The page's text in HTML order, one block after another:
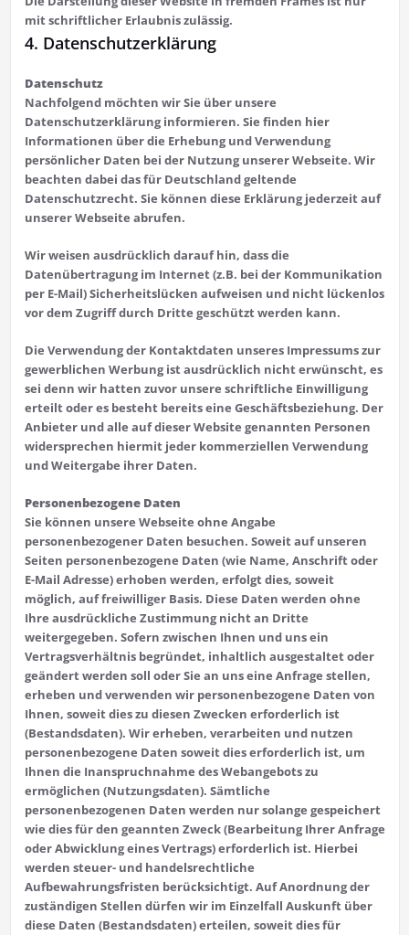
mit schriftlicher Erlaubnis zulässig.
4. Datenschutzerklärung
Datenschutz
Nachfolgend möchten wir Sie über unsere
Datenschutzerklärung informieren. Sie finden hier
Informationen über die Erhebung und Verwendung
persönlicher Daten bei der Nutzung unserer Webseite. Wir
beachten dabei das für Deutschland geltende
Datenschutzrecht. Sie können diese Erklärung jederzeit auf
unserer Webseite abrufen.
Wir weisen ausdrücklich darauf hin, dass die
Datenübertragung im Internet (z.B. bei der Kommunikation
per E-Mail) Sicherheitslücken aufweisen und nicht lückenlos
vor dem Zugriff durch Dritte geschützt werden kann.
Die Verwendung der Kontaktdaten unseres Impressums zur
gewerblichen Werbung ist ausdrücklich nicht erwünscht, es
sei denn wir hatten zuvor unsere schriftliche Einwilligung
erteilt oder es besteht bereits eine Geschäftsbeziehung. Der
Anbieter und alle auf dieser Website genannten Personen
widersprechen hiermit jeder kommerziellen Verwendung
und Weitergabe ihrer Daten.
Personenbezogene Daten
Sie können unsere Webseite ohne Angabe
personenbezogener Daten besuchen. Soweit auf unseren
Seiten personenbezogene Daten (wie Name, Anschrift oder
E-Mail Adresse) erhoben werden, erfolgt dies, soweit
möglich, auf freiwilliger Basis. Diese Daten werden ohne
Ihre ausdrückliche Zustimmung nicht an Dritte
weitergegeben. Sofern zwischen Ihnen und uns ein
Vertragsverhältnis begründet, inhaltlich ausgestaltet oder
geändert werden soll oder Sie an uns eine Anfrage stellen,
erheben und verwenden wir personenbezogene Daten von
Ihnen, soweit dies zu diesen Zwecken erforderlich ist
(Bestandsdaten). Wir erheben, verarbeiten und nutzen
personenbezogene Daten soweit dies erforderlich ist, um
Ihnen die Inanspruchnahme des Webangebots zu
ermöglichen (Nutzungsdaten). Sämtliche
personenbezogenen Daten werden nur solange gespeichert
wie dies für den geannten Zweck (Bearbeitung Ihrer Anfrage
oder Abwicklung eines Vertrags) erforderlich ist. Hierbei
werden steuer- und handelsrechtliche
Aufbewahrungsfristen berücksichtigt. Auf Anordnung der
zuständigen Stellen dürfen wir im Einzelfall Auskunft über
diese Daten (Bestandsdaten) erteilen, soweit dies für